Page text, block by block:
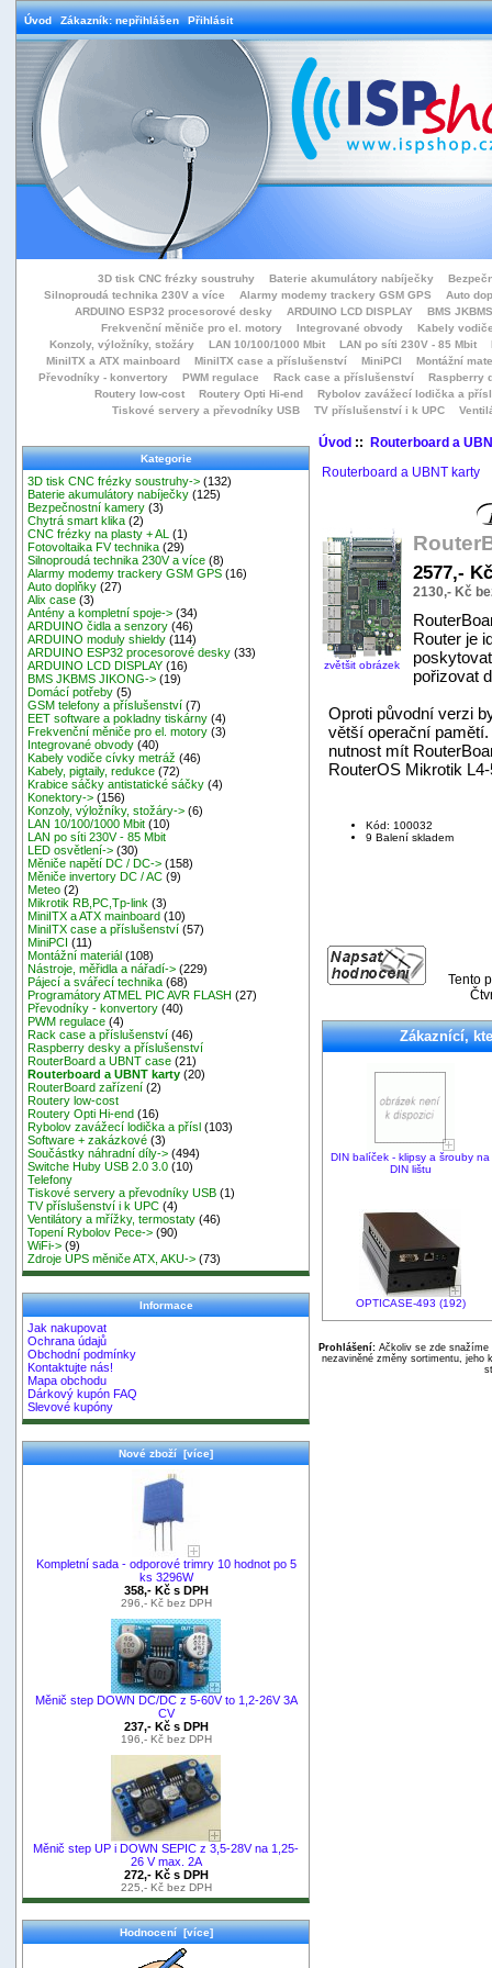
Úvod Zákazník: nepřihlášen Přihlásit
3D tisk CNC frézky soustruhy Baterie akumulátory nabíječky
Silnoproudá technika 230V a více
Alarmy modemy trackery GSM GPS
Auto
ARDUINO ESP32 procesorové desky
ARDUINO LCD DISPLAY
BMS
Frekvenční měniče pro el. motory
Integrované obvody
Kabely
Konzoly, výložníky, stožáry
LAN 10/100/1000 Mbit LAN po síti 230V - 85 Mbit
MiniITX a ATX mainboard
MiniITX case a příslušenství MiniPCI
Montážní
Převodníky - konvertory
PWM regulace Rack case a příslušenství
Raspberry
Routery low-cost
Routery Opti Hi-end
Rybolov zavážecí lodička a přísl
Tiskové servery a převodníky USB
TV příslušenství i k UPC
Kategorie
3D tisk CNC frézky soustruhy-> (132)
Baterie akumulátory nabíječky (125)
Bezpečnostní kamery (3)
Chytrá smart klika (2)
CNC frézky na plasty + AL
(1)
Fotovoltaika FV technika (29)
Silnoproudá technika 230V a více (8)
Alarmy modemy trackery GSM GPS (16)
Auto doplňky (27)
Alix case (3)
Antény a kompletní spoje-> (34)
ARDUINO čidla a senzory (46)
ARDUINO moduly shieldy (114)
ARDUINO ESP32 procesorové desky (33)
ARDUINO LCD DISPLAY (16)
BMS JKBMS JIKONG-> (19)
Domácí potřeby (5)
GSM telefony a příslušenství (7)
EET software a pokladny tiskárny (4)
Frekvenční měniče pro el. motory (3)
Integrované obvody (40)
Kabely vodiče cívky metráž (46)
Kabely, pigtaily, redukce (72)
Krabice sáčky antistatické sáčky (4)
Konektory-> (156)
Konzoly, výložníky, stožáry-> (6)
LAN 10/100/1000 Mbit (10)
LAN po síti 230V - 85 Mbit
LED osvětlení-> (30)
Měniče napětí DC / DC-> (158)
Měniče invertory DC / AC (9)
Meteo (2)
Mikrotik RB,PC,Tp-link (3)
MiniITX a ATX mainboard (10)
MiniITX case a příslušenství (57)
MiniPCI (11)
Montážní materiál (108)
Nástroje, měřidla a nářadí-> (229)
Pájecí a svářecí technika (68)
Programátory ATMEL PIC AVR FLASH (27)
Převodníky - konvertory (40)
PWM regulace (4)
Rack case a příslušenství (46)
Raspberry desky a příslušenství
RouterBoard a UBNT case (21)
Routerboard a UBNT karty (20)
RouterBoard zařízení (2)
Routery low-cost
Routery Opti Hi-end (16)
Rybolov zavážecí lodička a přísl (103)
Software + zakázkové (3)
Součástky náhradní díly-> (494)
Switche Huby USB 2.0 3.0 (10)
Telefony
Tiskové servery a převodníky USB (1)
TV příslušenství i k UPC (4)
Ventilátory a mřížky, termostaty (46)
Topení Rybolov Pece-> (90)
WiFi-> (9)
Zdroje UPS měniče ATX, AKU-> (73)
Informace
Jak nakupovat
Ochrana údajů
Obchodní podmínky
Kontaktujte nás!
Mapa obchodu
Dárkový kupón FAQ
Slevové kupóny
Nové zboží [více]
Kompletní sada - odporové trimry 10 hodnot po 5
ks 3296W
358,- Kč s DPH
296,- Kč bez DPH
Měnič step DOWN DC/DC z 5-60V to 1,2-26V 3A
CV
237,- Kč s DPH
196,- Kč bez DPH
Měnič step UP i DOWN SEPIC z 3,5-28V na 1,25-
26 V max. 2A
272,- Kč s DPH
225,- Kč bez DPH
Hodnocení [více]
Úvod:: Routerboard a
Routerboard a UBNT karty
zvětšit obrázek
2577,-
2130,- Kč
Router je
pořizovat
Oproti původní verzi
větší operační
nutnost mít
RouterOS Mikrotik
Kód: 100032
9 Balení skladem
Tento
Zákaznící,
DIN balíček - klipsy a šrouby na
DIN lištu
OPTICASE-493 (192)
Prohlášení:Ačkoliv se zde snažíme
nezaviněné změny sortimentu, jeho